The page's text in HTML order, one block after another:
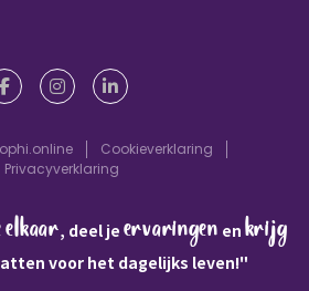
Cookieverklaring
Privacyverklaring
elkaar, deel je ervaringen en krijg
voor het dagelijks leven!"